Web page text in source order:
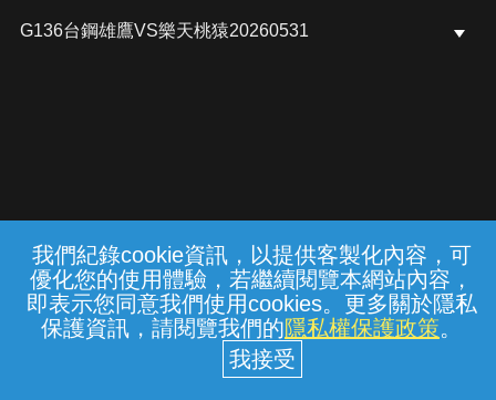
我們紀錄cookie資訊，以提供客製化內容，可
優化您的使用體驗，若繼續閱覽本網站內容，
即表示您同意我們使用cookies。更多關於隱私
保護資訊，請閱覽我們的隱私權保護政策。
G136台鋼雄鷹VS樂天桃猿20260531
常見問題 線上客服 服務條款 隱私權保護
中華電信股份有限公司個人家庭分公司
(統一編號：96979949) © 2026
{{notifyMsg}}